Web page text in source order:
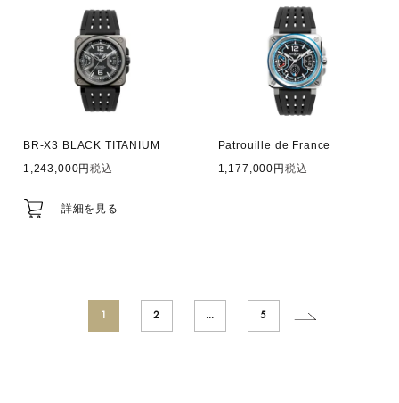
BR-X3 BLACK TITANIUM
1,243,000
税込
詳細を見る
Patrouille de France
1,177,000
税込
1 2 … 5